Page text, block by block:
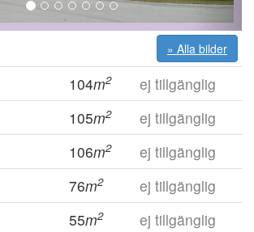
» Alla bilder
104m2
ej tillgänglig
105m2
ej tillgänglig
106m2
ej tillgänglig
76m2
ej tillgänglig
55m2
ej tillgänglig